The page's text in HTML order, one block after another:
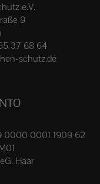
können
auf
der
Produktseite
e.V.
9
37 68 64
schutz.de
0000 0001 1909 62
Haar